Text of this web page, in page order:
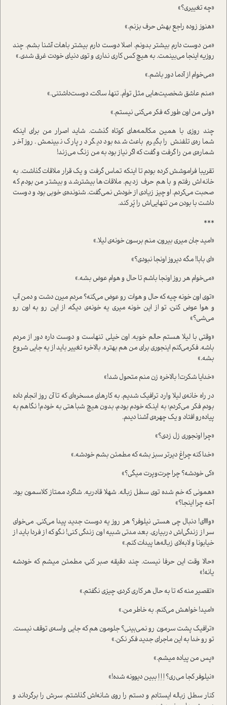
«چه تغییری؟»
«هنوز زوده راجع بهش حرف بزنم.»
«من دوست دارم بیشتر بدونم. اصلا دوست دارم بیشتر باهات آشنا بشم. چند
روزیه اینجا می‌بینمت. به هیچ کس کاری نداری و توی دنیای خودت غرق شدی.»
«می‌خوام از آدما دور باشم.»
«منم عاشق شخصیت‌هایی مثل تواَم. تنها، ساکت، دوست‌داشتنی.»
«ولی من اون طور که فکر می‌کنی نیستم.»
چند روزی با همین مکالمه‌های کوتاه گذشت. شاید اصرار من برای اینکه
شماره‌ی تلفنش را بگیرم باعث شده بود دیگر در پارک نبینمش. روز آخر
شماره‌ی من را گرفت و گفت که اگر نیاز بود به من زنگ می‌زند!
تقریبا فراموشش کرده بودم تا اینکه تماس گرفت و یک قرار ملاقات گذاشت. به
خانه‌اش رفتم و با هم حرف زدیم. ملاقات‌ها بیشترشد و بیشتر من بودم که
صحبت می‌کردم. او چیز زیادی از خودش نمی‌گفت. شنونده‌ی خوبی بود و دوست
داشت با بودن من تنهایی‌اش را پُر کند.
***
«امید جان میری بیرون، منم برسون خونه‌ی لیلا.»
«ای بابا! مگه دیروز اونجا نبودی؟»
«می‌خوام هر روز اونجا باشم تا حال و هوام عوض بشه.»
«توی اون خونه چیه که حال و هوات رو عوض می‌کنه؟ مردم میرن دشت و دمن آب
و هوا عوض کنن، تو از این خونه میری یه خونه‌ی دیگه، از این رو به اون رو
می‌شی؟»
«وقتی با لیلا هستم حالم خوبه. اون خیلی تنهاست و دوست داره دور از مردم
باشه. فکرمی‌کنم اینجوری برای من هم بهتره. بالاخره تغییر باید از یه جایی شروع
بشه.»
«خدایا شکرت! بالاخره زن منم متحول شد!»
در راه خانه‌ی لیلا وارد ترافیک شدیم. به کارهای مسخره‌ای که تا آن روز انجام داده
بودم فکر می‌کردم؛ به اینکه خودم بودم، بدون هیچ شباهتی به خودم! نگاهم به
پیاده‌رو افتاد و یک چهره‌ی آشنا دیدم.
«چرا اونجوری زل زدی؟»
«خدا کنه چراغ دیرتر سبز بشه که مطمئن بشم خودشه.»
«کی خودشه؟ چرا چرت‌و‌‌پرت میگی؟»
«همونی که خم شده توی سطل زباله. شهلا قادریه. شاگرد ممتاز کلاسمون بود.
آخه چرا اینجا؟»
«واااای! دنبال چی هستی نیلوفر؟ هر روز یه دوست جدید پیدا می‌کنی. می‌خوای
سر از زندگی‌اش دربیاری. بعد مدتی شبیه اون زندگی کنی! نگو که از فردا باید از
خیابونا و لابه‌لای زباله‌ها پیدات کنم.»
«حالا وقت این حرفا نیست. چند دقیقه صبر کنی، مطمئن میشم که خودشه
یانه!»
«تقصیر منه که تا به حال هر کاری کردی، چیزی نگفتم.»
«امید! خواهش می‌کنم. به خاطر من.»
«ترافیک پشت سرمون رو نمی‌بینی؟ جلومون هم که جایی واسه‌ی توقف نیست.
تو رو خدا به این ماجرای جدید فکر نکن.»
«پس من پیاده میشم.»
«نیلوفر کجا می‌ری؟ اِ اِ اِ ببین دیوونه شده!»
کنار سطل زباله ایستادم و دستم را روی شانه‌اش گذاشتم. سرش را برگرداند و